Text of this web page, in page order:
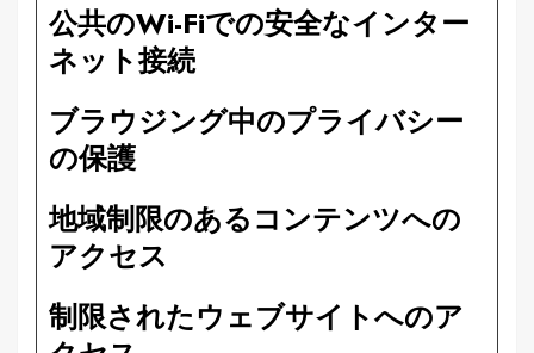
公共のWi-Fiでの安全なインター
ネット接続
ブラウジング中のプライバシー
の保護
地域制限のあるコンテンツへの
アクセス
制限されたウェブサイトへのア